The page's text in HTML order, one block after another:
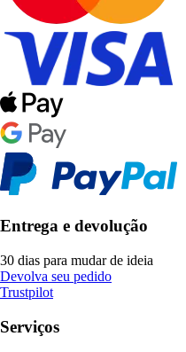
Entrega e devolução
30 dias para mudar de ideia
Devolva seu pedido
Trustpilot
Serviços